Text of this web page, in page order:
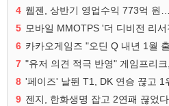
4 웹젠, 상반기 영업수익 773억 원
5 모바일 MMOTPS '더 디비전 리
6 카카오게임즈 "오딘 Q 내년 1월
7
8 '페이즈' 날뛴 T1, DK 연승 끊고 1
9 젠지, 한화생명 잡고 2연패 끊었다